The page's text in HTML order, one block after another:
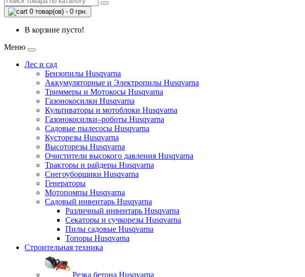
0 товар(ов) - 0 грн.
В корзине пусто!
Меню
Лес и сад
Бензопилы Husqvarna
Аккумуляторные и Электропилы Нusqvarna
Триммеры и Мотокосы Нusqvarna
Газонокосилки Husqvarna
Культиваторы и мотоблоки Husqvarna
Газонокосилки–роботы Husqvarna
Садовые пылесосы Husqvarna
Кусторезы Husqvarna
Высоторезы Husqvarna
Очистители высокого давления Husqvarna
Тракторы и райдеры Husqvarna
Снегоуборщики Husqvarna
Генераторы
Мотопомпы Husqvarna
Садовый инвентарь Husqvarna
Различный инвентарь Husqvarna
Секаторы и сучкорезы Husqvarna
Пилы садовые Husqvarna
Топоры Husqvarna
Строительная техника
Резка бетона Husqvarna